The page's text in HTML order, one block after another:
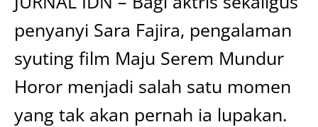
penyanyi Sara Fajira, pengalaman
syuting film Maju Serem Mundur
Horor menjadi salah satu momen
yang tak akan pernah ia lupakan.